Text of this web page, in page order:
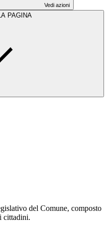
Vedi azioni
PAGINA
del Comune, composto
cittadini.